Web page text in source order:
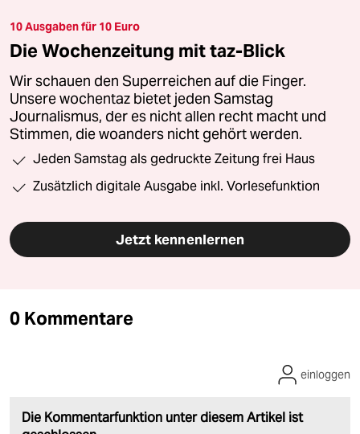
10 Ausgaben für 10 Euro
Die Wochenzeitung mit taz-Blick
Wir schauen den Superreichen auf die Finger.
Unsere wochentaz bietet jeden Samstag
Journalismus, der es nicht allen recht macht und
Stimmen, die woanders nicht gehört werden.
Jeden Samstag als gedruckte Zeitung frei Haus
Zusätzlich digitale Ausgabe inkl. Vorlesefunktion
Jetzt kennenlernen
0 Kommentare
Die Kommentarfunktion unter diesem Artikel ist
einloggen